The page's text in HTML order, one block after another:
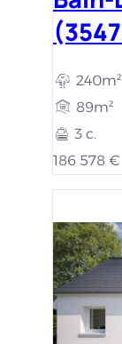
240m²
89m²
3 c.
186 578 €